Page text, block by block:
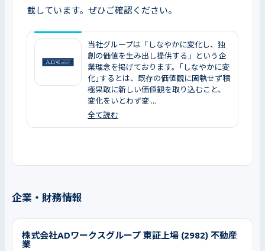
載しています。ぜひご確認ください。
当社グループは「しなやかに変化し、独
創の価値を生み出し提供する」という企
業理念を掲げております。｢しなやかに変
化｣するとは、既存の価値観に固執せず積
極果敢に新しい価値観を取り込むこと、
変化をいとわず変 ...
全て読む
企業・財務情報
株式会社ADワークスグループ 東証上場 (2982) 不動産
業